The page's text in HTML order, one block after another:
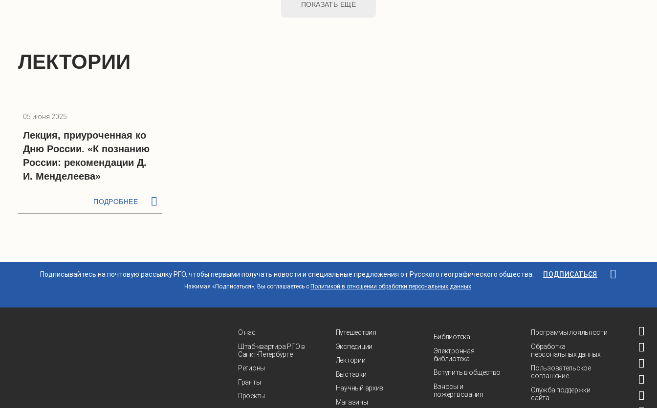
ПОКАЗАТЬ ЕЩЕ
ЛЕКТОРИИ
05 июня 2025
Лекция, приуроченная ко
Дню России. «К познанию
России: рекомендации Д.
И. Менделеева»
ПОДРОБНЕЕ
Подписывайтесь на почтовую рассылку РГО, чтобы первыми получать новости и специальные предложения от Русского географического общества. ПОДПИСАТЬСЯ
Нажимая «Подписаться», Вы соглашаетесь с Политикой в отношении обработки персональных данных.
О нас
Штаб-квартира РГО в
Санкт‑Петербурге
Регионы
Гранты
Проекты
Путешествия
Экспедиции
Лектории
Выставки
Научный архив
Магазины
Библиотека
Электронная
библиотека
Вступить в общество
Взносы и
пожертвования
Программы лояльности
Обработка
персональных данных
Пользовательское
соглашение
Служба поддержки
сайта